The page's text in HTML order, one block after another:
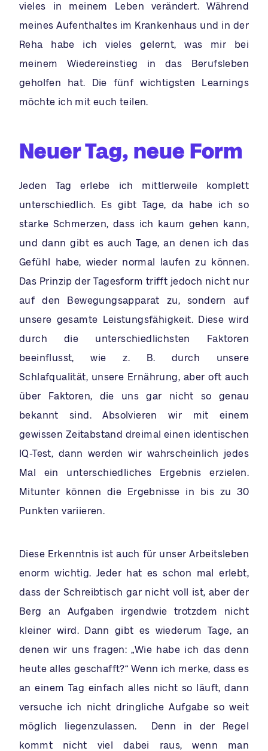
vieles in meinem Leben verändert. Während
meines Aufenthaltes im Krankenhaus und in der
Reha habe ich vieles gelernt, was mir bei
meinem Wiedereinstieg in das Berufsleben
geholfen hat. Die fünf wichtigsten Learnings
möchte ich mit euch teilen.
Neuer Tag, neue Form
Jeden Tag erlebe ich mittlerweile komplett
unterschiedlich. Es gibt Tage, da habe ich so
starke Schmerzen, dass ich kaum gehen kann,
und dann gibt es auch Tage, an denen ich das
Gefühl habe, wieder normal laufen zu können.
Das Prinzip der Tagesform trifft jedoch nicht nur
auf den Bewegungsapparat zu, sondern auf
unsere gesamte Leistungsfähigkeit. Diese wird
durch die unterschiedlichsten Faktoren
beeinflusst, wie z. B. durch unsere
Schlafqualität, unsere Ernährung, aber oft auch
über Faktoren, die uns gar nicht so genau
bekannt sind. Absolvieren wir mit einem
gewissen Zeitabstand dreimal einen identischen
IQ-Test, dann werden wir wahrscheinlich jedes
Mal ein unterschiedliches Ergebnis erzielen.
Mitunter können die Ergebnisse in bis zu 30
Punkten variieren.
Diese Erkenntnis ist auch für unser Arbeitsleben
enorm wichtig. Jeder hat es schon mal erlebt,
dass der Schreibtisch gar nicht voll ist, aber der
Berg an Aufgaben irgendwie trotzdem nicht
kleiner wird. Dann gibt es wiederum Tage, an
denen wir uns fragen: „Wie habe ich das denn
heute alles geschafft?“ Wenn ich merke, dass es
an einem Tag einfach alles nicht so läuft, dann
versuche ich nicht dringliche Aufgabe so weit
möglich liegenzulassen. Denn in der Regel
kommt nicht viel dabei raus, wenn man